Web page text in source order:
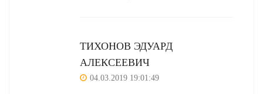
ТИХОНОВ ЭДУАРД
АЛЕКСЕЕВИЧ
04.03.2019 19:01:49